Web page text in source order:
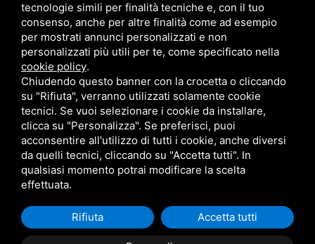
Chi siamo
Tipologie di lavorazione
I nostri lavori
Contattaci
Cookie Policy/Sitemap/ Questo sito è protetto da Google reCAPTCHA v3,
Privacy PolicyeTerms of Servicedi Google.
C.F./P.IVA 02066160389 - Numero REA FE 222990 - Capitale Sociale 11.000,00
euroC.F./P.IVA 02066160389 - Numero REA FE 222990 - Capitale Sociale
11.000,00 euro
tecnologie simili per finalità tecniche e, con il tuo
consenso, anche per altre finalità come ad esempio
per mostrati annunci personalizzati e non
personalizzati più utili per te, come specificato nella
cookie policy.
Chiudendo questo banner con la crocetta o cliccando
su "Rifiuta", verranno utilizzati solamente cookie
tecnici. Se vuoi selezionare i cookie da installare,
clicca su "Personalizza". Se preferisci, puoi
acconsentire all'utilizzo di tutti i cookie, anche diversi
da quelli tecnici, cliccando su "Accetta tutti". In
qualsiasi momento potrai modificare la scelta
effettuata.
Rifiuta Accetta tutti